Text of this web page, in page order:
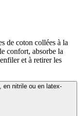
de coton collées à la
confort, absorbe la
et à retirer les
en nitrile ou en latex-